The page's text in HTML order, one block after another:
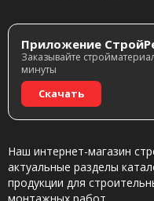
Приложение
Заказывайте
минуты
Скачать
Наш интернет-магазин
актуальные разделы
продукции для